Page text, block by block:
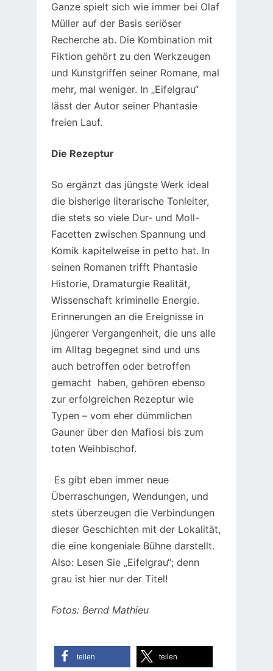
Ganze spielt sich wie immer bei Olaf
Müller auf der Basis seriöser
Recherche ab. Die Kombination mit
Fiktion gehört zu den Werkzeugen
und Kunstgriffen seiner Romane, mal
mehr, mal weniger. In „Eifelgrau“
lässt der Autor seiner Phantasie
freien Lauf.
Die Rezeptur
So ergänzt das jüngste Werk ideal
die bisherige literarische Tonleiter,
die stets so viele Dur- und Moll-
Facetten zwischen Spannung und
Komik kapitelweise in petto hat. In
seinen Romanen trifft Phantasie
Historie, Dramaturgie Realität,
Wissenschaft kriminelle Energie.
Erinnerungen an die Ereignisse in
jüngerer Vergangenheit, die uns alle
im Alltag begegnet sind und uns
auch betroffen oder betroffen
gemacht haben, gehören ebenso
zur erfolgreichen Rezeptur wie
Typen – vom eher dümmlichen
Gauner über den Mafiosi bis zum
toten Weihbischof.
Es gibt eben immer neue
Überraschungen, Wendungen, und
stets überzeugen die Verbindungen
dieser Geschichten mit der Lokalität,
die eine kongeniale Bühne darstellt.
Also: Lesen Sie „Eifelgrau“; denn
grau ist hier nur der Titel!
Fotos: Bernd Mathieu
teilen teilen